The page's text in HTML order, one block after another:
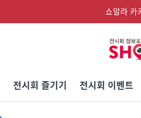
쇼알라 카
전시회 즐기기 전시회 이벤트